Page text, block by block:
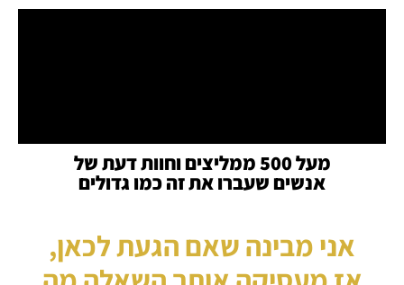
מעל 500 ממליצים וחוות דעת של
אנשים שעברו את זה כמו גדולים
אני מבינה שאם הגעת לכאן,